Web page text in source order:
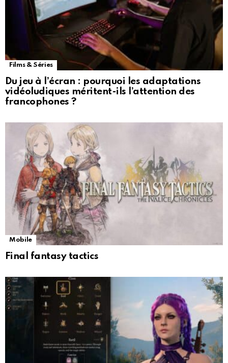
Films & Séries
Du jeu à l’écran : pourquoi les adaptations
vidéoludiques méritent-ils l’attention des
francophones ?
Mobile
Final fantasy tactics